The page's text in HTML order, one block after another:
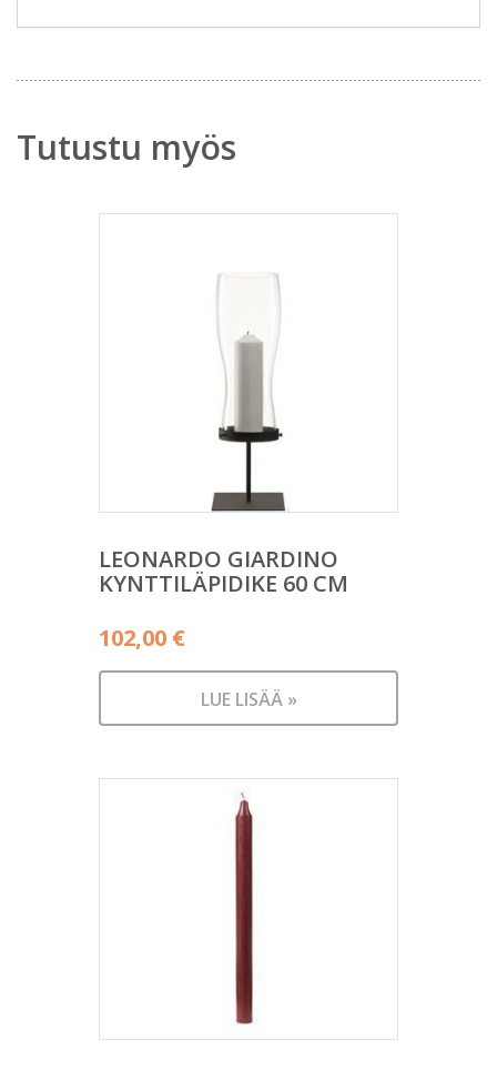
Tutustu myös
LEONARDO GIARDINO
KYNTTILÄPIDIKE 60 CM
102,00 €
LUE LISÄÄ »